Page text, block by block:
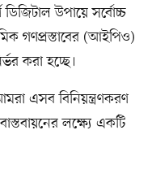
উপায়ে সর্বোচ্চ
গণপ্রস্তাবের (আইপিও)
করা হচ্ছে।
এসব বিনিয়ন্ত্রণকরণ
লক্ষ্যে একটি